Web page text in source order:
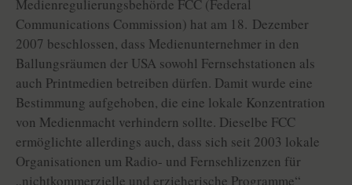
Medienregulierungsbehörde FCC (Federal
Communications Commission) hat am 18. Dezember
2007 beschlossen, dass Medienunternehmer in den
Ballungsräumen der USA sowohl Fernsehstationen als
auch Printmedien betreiben dürfen. Damit wurde eine
Bestimmung aufgehoben, die eine lokale Konzentration
von Medienmacht verhindern sollte. Dieselbe FCC
ermöglichte allerdings auch, dass sich seit 2003 lokale
Organisationen um Radio- und Fernsehlizenzen für
„nichtkommerzielle und erzieherische Programme“